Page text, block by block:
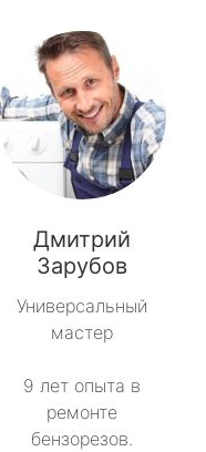
Дмитрий
Зарубов
Универсальный
мастер
9 лет опыта в
ремонте
бензорезов.